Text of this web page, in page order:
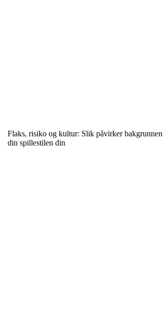
Flaks, risiko og kultur: Slik påvirker bakgrunnen
din spillestilen din